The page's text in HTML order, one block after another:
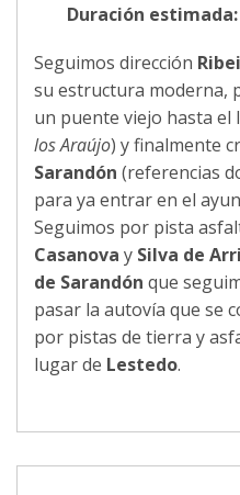
Duración estimada:
Seguimos dirección
su estructura moderna,
un puente viejo hasta el
los Araújo) y finalmente
Sarandón (referencias
para ya entrar en el
Seguimos por pista
Casanova y Silva de
de Sarandón que
pasar la autovía que se
por pistas de tierra y
lugar de Lestedo.